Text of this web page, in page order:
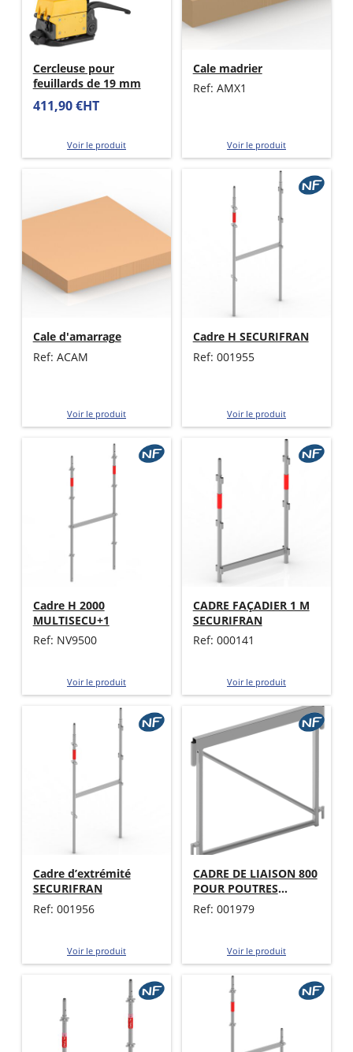
Cercleuse pour
feuillards de 19 mm
411,90 €HT
Voir le produit
Cale madrier
Ref: AMX1
Voir le produit
Cale d'amarrage
Ref: ACAM
Voir le produit
Cadre H SECURIFRAN
Ref: 001955
Voir le produit
Cadre H 2000
MULTISECU+1
Ref: NV9500
Voir le produit
CADRE FAÇADIER 1 M
SECURIFRAN
Ref: 000141
Voir le produit
Cadre d’extrémité
SECURIFRAN
Ref: 001956
Voir le produit
CADRE DE LIAISON 800
POUR POUTRES
SECURIFRAN
Ref: 001979
Voir le produit